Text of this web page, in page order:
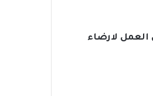
فى العمل لارضاء